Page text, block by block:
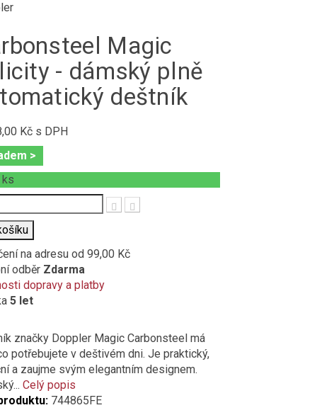
Magic
- dámský plně
deštník
Kčs DPH
>
ks
na adresu od 99,00 Kč
odběr Zdarma
dopravy a platby
5 let
značky Doppler Magic Carbonsteel má
potřebujete v deštivém dni. Je praktický,
a zaujme svým elegantním designem.
Celý popis
744865FE